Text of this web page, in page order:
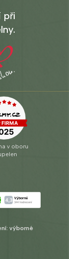
při
v oboru
výborné